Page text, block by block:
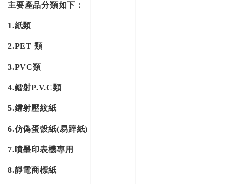
主要產品分類如下：
1.紙類
2.PET 類
3.PVC類
4.鐳射P.V.C類
5.鐳射壓紋紙
6.仿偽蛋嗀紙(易踤紙)
7.噴墨印表機專用
8.靜電商標紙